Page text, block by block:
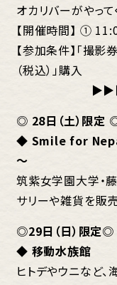
オカリバーがやって
【開催時間】 ①
【参加条件】「撮
（税込）」購入
▶▶▶詳
◎ 28日（土）限定
◆ Smile for
～
筑紫女学園大学・
サリーや雑貨を販売
◎29日（日）限定◎
◆ 移動水族館
ヒトデやウニなど